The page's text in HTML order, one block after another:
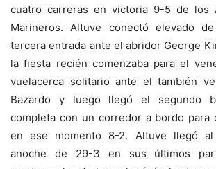
cuatro carreras en victoria 9-5 de los
Marineros. Altuve conectó elevado
tercera entrada ante el abridor George
la fiesta recién comenzaba para el
vuelacerca solitario ante el también
Bazardo y luego llegó el segundo
completa con un corredor a bordo para
en ese momento 8-2. Altuve llegó al
anoche de 29-3 en sus últimos